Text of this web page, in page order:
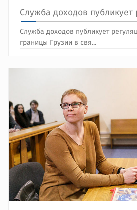
Служба доходов публикует
Служба доходов публикует
границы Грузии в свя...